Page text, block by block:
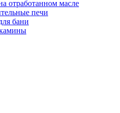
отработанном масле
печи
бани